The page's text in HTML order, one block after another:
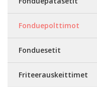
Fonduepolttimot
Fonduesetit
Friteerauskeittimet